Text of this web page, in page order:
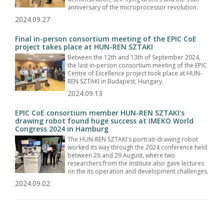
anniversary of the microprocessor revolution.
2024.09.27
Final in-person consortium meeting of the EPIC CoE
project takes place at HUN-REN SZTAKI
Between the 12th and 13th of September 2024,
the last in-person consortium meeting of the EPIC
Centre of Excellence project took place at HUN-
REN SZTAKI in Budapest, Hungary.
2024.09.13
EPIC CoE consortium member HUN-REN SZTAKI's
drawing robot found huge success at IMEKO World
Congress 2024 in Hamburg
The HUN-REN SZTAKI's portrait-drawing robot
worked its way through the 2024 conference held
between 26 and 29 August, where two
researchers from the institute also gave lectures
on the its operation and development challenges.
2024.09.02